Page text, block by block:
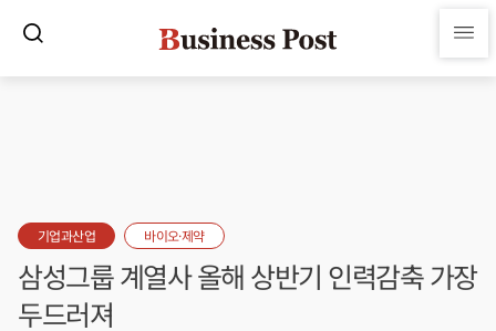
기업과산업 바이오·제약
삼성그룹 계열사 올해 상반기 인력감축 가장
두드러져